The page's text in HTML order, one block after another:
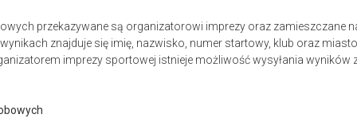
przekazywane są organizatorowi imprezy oraz zamieszczane
znajduje się imię, nazwisko, numer startowy, klub oraz
imprezy sportowej istnieje możliwość wysyłania